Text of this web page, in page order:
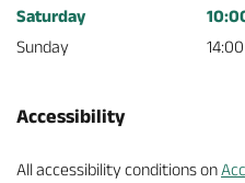
Saturday
Sunday
Accessibility
All accessibility conditions on